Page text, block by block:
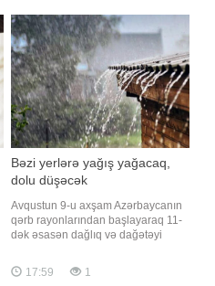
Mühafizə Xidmətinin qüvvələri cəlb
olunub. Hazırda yanğını
Bəzi yerlərə yağış yağacaq,
dolu düşəcək
Avqustun 9-u axşam Azərbaycanın
qərb rayonlarından başlayaraq 11-
dək əsasən dağlıq və dağətəyi
gözlənilir. Bu barədə BİG.AZ-a Milli
Hidrometeorologiya Xidmətindən
17:59 1